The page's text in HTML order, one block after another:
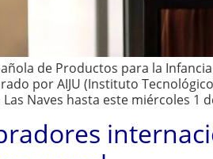
de Productos para la
por AIJU (Instituto
Naves hasta este miércoles 1